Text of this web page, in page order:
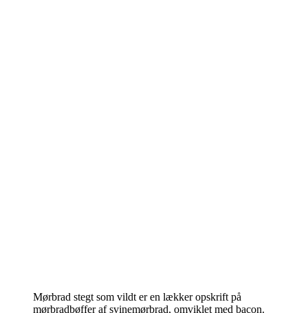
Mørbrad stegt som vildt er en lækker opskrift på
mørbradbøffer af svinemørbrad, omviklet med bacon.